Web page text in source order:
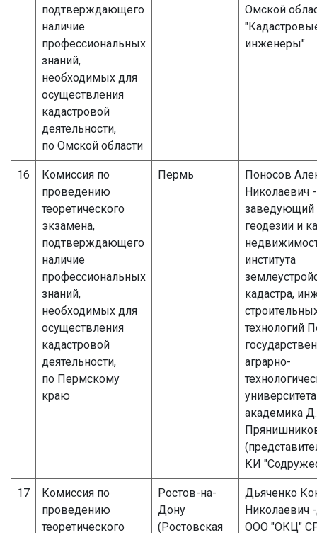
подтверждающего
наличие
профессиональных
знаний,
необходимых для
осуществления
кадастровой
деятельности,
по Омской области
Омской
инженеры"
16
Комиссия по
проведению
теоретического
экзамена,
подтверждающего
наличие
профессиональных
знаний,
необходимых для
осуществления
кадастровой
деятельности,
по Пермскому
краю
Пермь
Поносов
Николаевич -
заведующий
геодезии и
института
кадастра,
технологий
аграрно-
академика
КИ
17
Комиссия по
проведению
теоретического
Ростов-на-
Дону
(Ростовская
Дьяченко
Николаевич
ООО "ОКЦ"